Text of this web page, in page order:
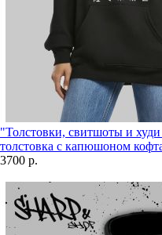
"Толстовки, свитшоты и
толстовка с капюшоном
3700 р.